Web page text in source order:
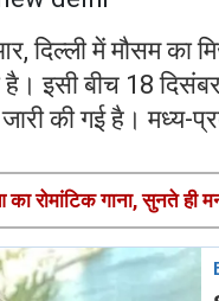
दिल्ली में मौसम
है। इसी बीच 18
जारी की गई है।
रोमांटिक गाना, सुनते